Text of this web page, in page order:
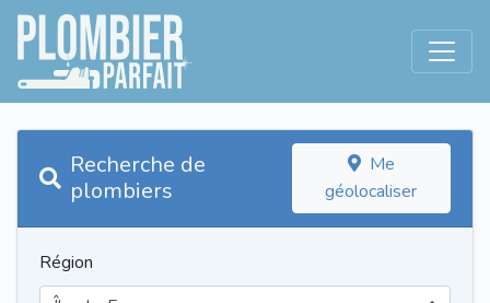
Recherche de
plombiers
Me
géolocaliser
Région